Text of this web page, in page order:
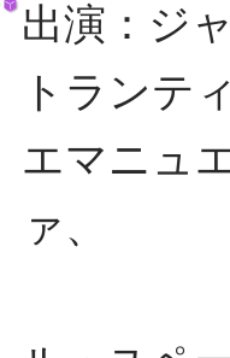
出演：ジ
トランテ
エマニュ
ァ、